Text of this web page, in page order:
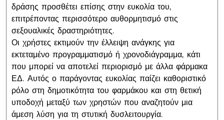
δράσης προσθέτει επίσης στην ευκολία του,
επιτρέποντας περισσότερο αυθορμητισμό στις
σεξουαλικές δραστηριότητες.
Οι χρήστες εκτιμούν την έλλειψη ανάγκης για
εκτεταμένο προγραμματισμό ή χρονοδιάγραμμα, κάτι
που μπορεί να αποτελεί περιορισμό με άλλα φάρμακα
ΕΔ. Αυτός ο παράγοντας ευκολίας παίζει καθοριστικό
ρόλο στη δημοτικότητα του φαρμάκου και στη θετική
υποδοχή μεταξύ των χρηστών που αναζητούν μια
άμεση λύση για τη στυτική δυσλειτουργία.